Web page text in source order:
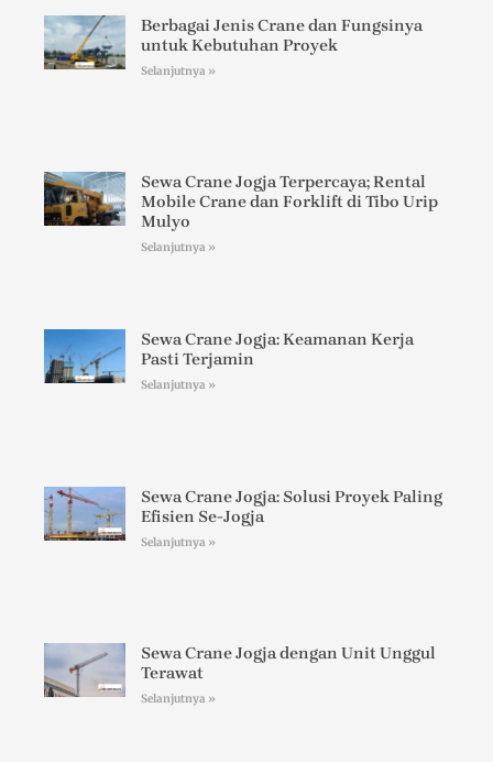
Berbagai Jenis Crane dan Fungsinya
untuk Kebutuhan Proyek
Selanjutnya »
Sewa Crane Jogja Terpercaya; Rental
Mobile Crane dan Forklift di Tibo Urip
Mulyo
Selanjutnya »
Sewa Crane Jogja: Keamanan Kerja
Pasti Terjamin
Selanjutnya »
Sewa Crane Jogja: Solusi Proyek Paling
Efisien Se-Jogja
Selanjutnya »
Sewa Crane Jogja dengan Unit Unggul
Terawat
Selanjutnya »